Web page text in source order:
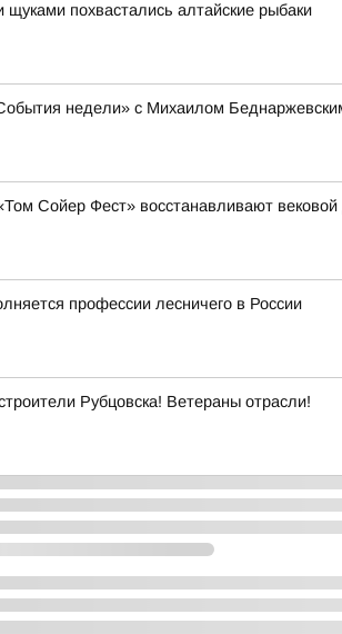
похвастались алтайские рыбаки
недели» с Михаилом
Сойер Фест» восстанавливают
профессии лесничего в России
Рубцовска! Ветераны отрасли!